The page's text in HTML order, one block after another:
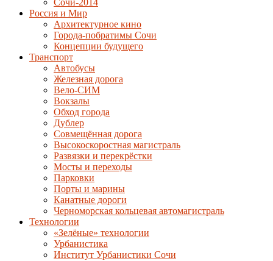
Сочи-2014
Россия и Мир
Архитектурное кино
Города-побратимы Сочи
Концепции будущего
Транспорт
Автобусы
Железная дорога
Вело-СИМ
Вокзалы
Обход города
Дублер
Совмещённая дорога
Высокоскоростная магистраль
Развязки и перекрёстки
Мосты и переходы
Парковки
Порты и марины
Канатные дороги
Черноморская кольцевая автомагистраль
Технологии
«Зелёные» технологии
Урбанистика
Институт Урбанистики Сочи